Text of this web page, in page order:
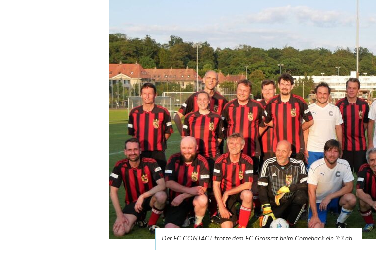
Der FC CONTACT trotze dem FC Grossrat beim Comeback ein 3:3 ab.